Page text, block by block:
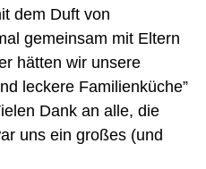
dem Duft von
gemeinsam mit Eltern
hätten wir unsere
leckere Familienküche”
Dank an alle, die
uns ein großes (und